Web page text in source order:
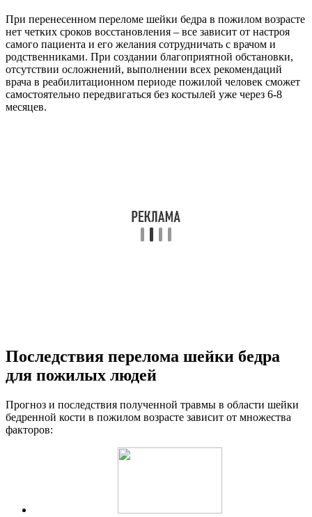
При перенесенном переломе шейки бедра в пожилом возрасте
нет четких сроков восстановления – все зависит от настроя
самого пациента и его желания сотрудничать с врачом и
родственниками. При создании благоприятной обстановки,
отсутствии осложнений, выполнении всех рекомендаций
врача в реабилитационном периоде пожилой человек сможет
самостоятельно передвигаться без костылей уже через 6-8
месяцев.
Последствия перелома шейки бедра
для пожилых людей
Прогноз и последствия полученной травмы в области шейки
бедренной кости в пожилом возрасте зависит от множества
факторов: